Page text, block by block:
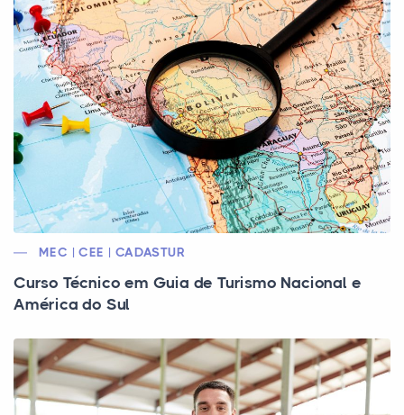
MEC | CEE | CADASTUR
Curso Técnico em Guia de Turismo Nacional e
América do Sul